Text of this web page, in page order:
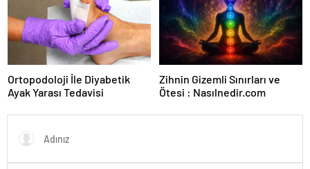
Ortopodoloji İle Diyabetik
Ayak Yarası Tedavisi
Zihnin Gizemli Sınırları ve
Ötesi : Nasılnedir.com